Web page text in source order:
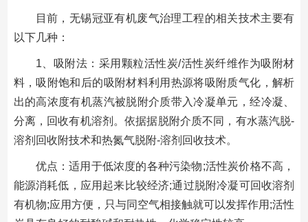
目前，无锡冠亚有机废气治理工程的相关技术主要有
以下几种：
1、吸附法：采用颗粒活性炭/活性炭纤维作为吸附材
料，吸附饱和后的吸附材料利用热源将吸附质气化，解析
出的高浓度有机蒸汽被脱附介质带入冷凝单元，经冷凝、
分离，回收有机溶剂。依据据脱附介质不同，有水蒸汽脱-
溶剂回收附技术和热氮气脱附-溶剂回收技术。
优点：适用于低浓度的各种污染物;活性炭价格不高，
能源消耗低，应用起来比较经济;通过脱附冷凝可回收溶剂
有机物;应用方便，只与同空气相接触就可以发挥作用;活性